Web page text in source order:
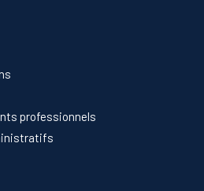
professionnels